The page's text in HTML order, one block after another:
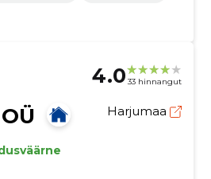
4.0 33 hinnangut
Harjumaa